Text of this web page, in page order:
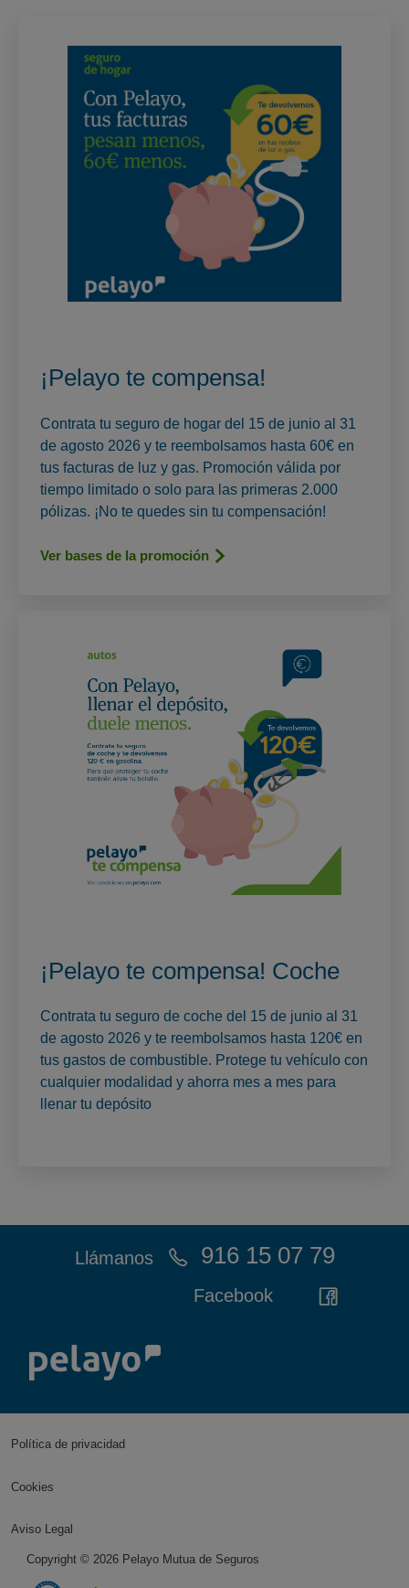
¡Pelayo te compensa!
Contrata tu seguro de hogar del 15 de junio al 31
de agosto 2026 y te reembolsamos hasta 60€ en
tus facturas de luz y gas. Promoción válida por
tiempo limitado o solo para las primeras 2.000
pólizas. ¡No te quedes sin tu compensación!
Ver bases de la promoción
¡Pelayo te compensa! Coche
Contrata tu seguro de coche del 15 de junio al 31
de agosto 2026 y te reembolsamos hasta 120€ en
tus gastos de combustible. Protege tu vehículo con
cualquier modalidad y ahorra mes a mes para
llenar tu depósito
Llámanos 916 15 07 79
Facebook
Política de privacidad
Cookies
Aviso Legal
Copyright © 2026Pelayo Mutua de Seguros